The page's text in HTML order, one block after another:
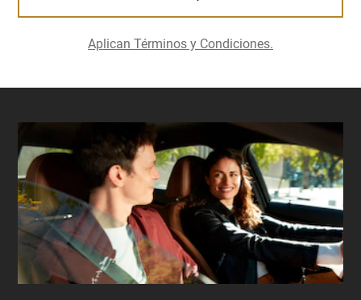
Aplican Términos y Condiciones.